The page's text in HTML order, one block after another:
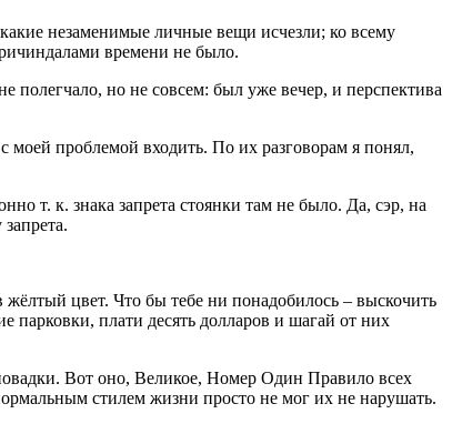
незаменимые личные вещи исчезли; ко всему
времени не было.
но не совсем: был уже вечер, и перспектива
моей проблемой входить. По их разговорам я понял,
т. к. знака запрета стоянки там не было. Да, сэр, на
цвет. Что бы тебе ни понадобилось – выскочить
парковки, плати десять долларов и шагай от них
Вот оно, Великое, Номер Один Правило всех
стилем жизни просто не мог их не нарушать.